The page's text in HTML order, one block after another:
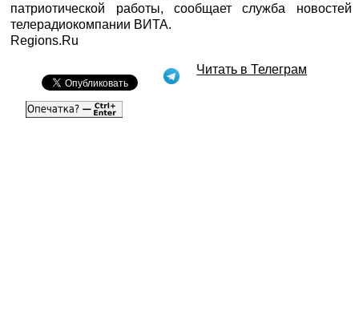
патриотической работы, сообщает служба новостей
телерадиокомпании ВИТА.
Regions.Ru
Читать в Телеграм